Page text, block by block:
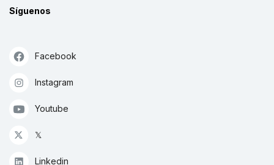
Síguenos
Facebook
Instagram
Youtube
𝕏
Linkedin